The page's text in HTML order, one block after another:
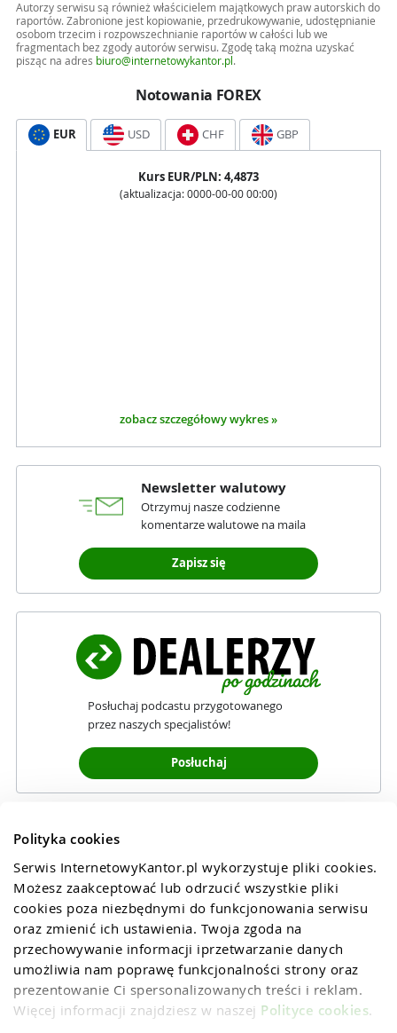
Polityka cookies
Serwis InternetowyKantor.pl wykorzystuje pliki cookies.
Możesz zaakceptować lub odrzucić wszystkie pliki
cookies poza niezbędnymi do funkcjonowania serwisu
oraz zmienić ich ustawienia. Twoja zgoda na
przechowywanie informacji iprzetwarzanie danych
umożliwia nam poprawę funkcjonalności strony oraz
prezentowanie Ci spersonalizowanych treści i reklam.
Więcej informacji znajdziesz w naszej Polityce cookies.
Autorzy serwisu są również właścicielem majątkowych praw autorskich do
raportów. Zabronione jest kopiowanie, przedrukowywanie, udostępnianie
osobom trzecim i rozpowszechnianie raportów w całości lub we
fragmentach bez zgody autorów serwisu. Zgodę taką można uzyskać
pisząc na adres biuro@internetowykantor.pl .
Notowania FOREX
EUR USD CHF GBP
Kurs EUR/PLN: 4,4873
(aktualizacja: 0000-00-00 00:00)
zobacz szczegółowy wykres »
Newsletter walutowy
Otrzymuj nasze codzienne
komentarze walutowe na maila
Zapisz się
Posłuchaj podcastu przygotowanego
przez naszych specjalistów!
Posłuchaj